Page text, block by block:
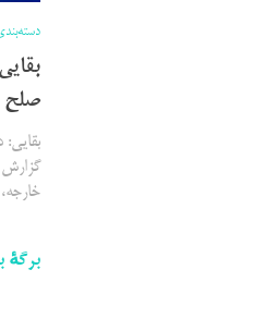
صلح
بقایی:
گزارش
برگهٔ